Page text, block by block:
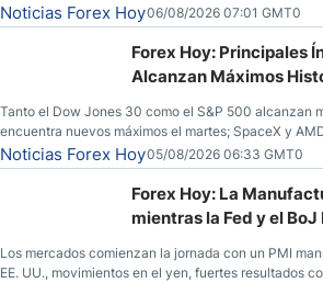
y los operadores esperan nuevas referencias
Unidos.
Noticias Forex Hoy06/08/2026 07:01 GMT0
Forex Hoy: Principales
Alcanzan Máximos
Tanto el Dow Jones 30 como el S&P 500 alcanzan
encuentra nuevos máximos el martes; SpaceX y
llamadas de ganancias; el petróleo crudo cae por
esperanzas; el dólar estadounidense continúa
yen; el peso mexicano ve un repunte a medida que
Noticias Forex Hoy05/08/2026 06:33 GMT0
Forex Hoy: La
mientras la Fed y el
Los mercados comienzan la jornada con un PMI
EE. UU., movimientos en el yen, fuertes resultados